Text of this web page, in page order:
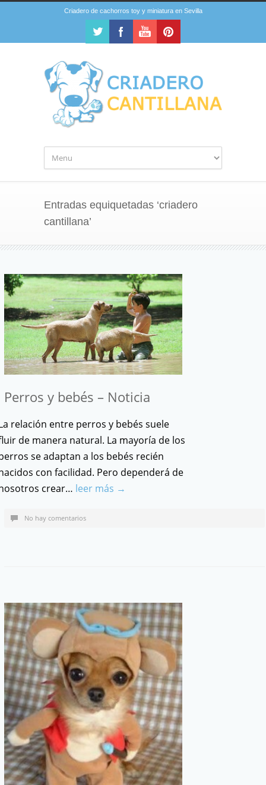
Criadero de cachorros toy y miniatura en Sevilla
Entradas equiquetadas ‘criadero
cantillana’
Perros y bebés – Noticia
relación entre perros y bebés suele
de manera natural. La mayoría de los
se adaptan a los bebés recién
con facilidad. Pero dependerá de
crear… leer más →
No hay comentarios